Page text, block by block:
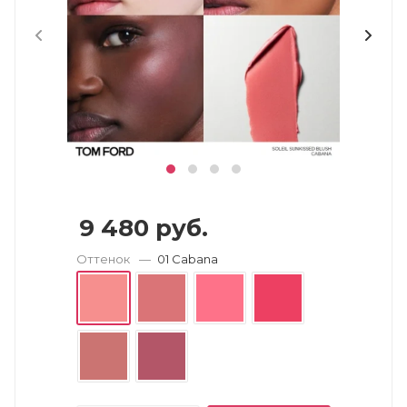
9 480 руб.
Оттенок — 01 Cabana